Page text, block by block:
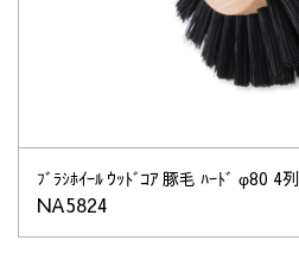
ﾌﾞﾗｼﾎｲｰﾙ ｳｯﾄﾞｺｱ 豚毛 ﾊｰﾄﾞ φ80 4列
NA5824